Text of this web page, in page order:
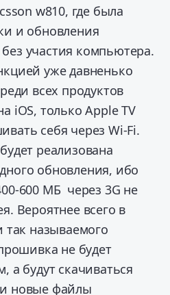
w810, где была
и обновления
участия компьютера.
уже давненько
всех продуктов
iOS, только Apple TV
себя через Wi-Fi.
реализована
обновления, ибо
600 МБ через 3G не
Вероятнее всего в
так называемого
не будет
а будут скачиваться
новые файлы